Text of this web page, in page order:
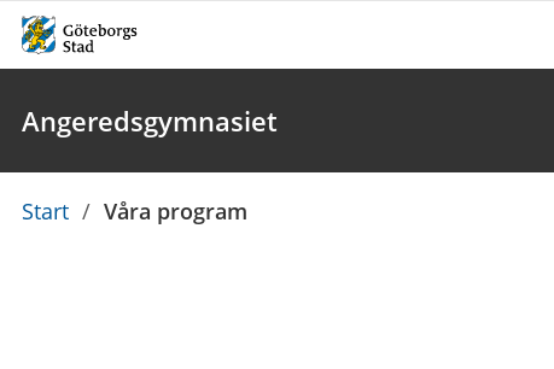
Angeredsgymnasiet
Du
Start / Våra program